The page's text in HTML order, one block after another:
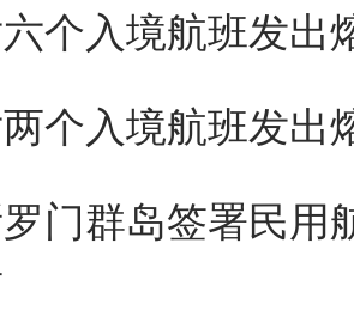
个入境航班发出
个入境航班发出
门群岛签署民用